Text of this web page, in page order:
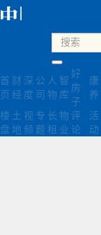
首
页
财
经
深
度
公
司
人
物
智
库
好
房
子
康
养
楼
盘
土
地
视
频
专
题
长
租
物
业
评
论
活
动